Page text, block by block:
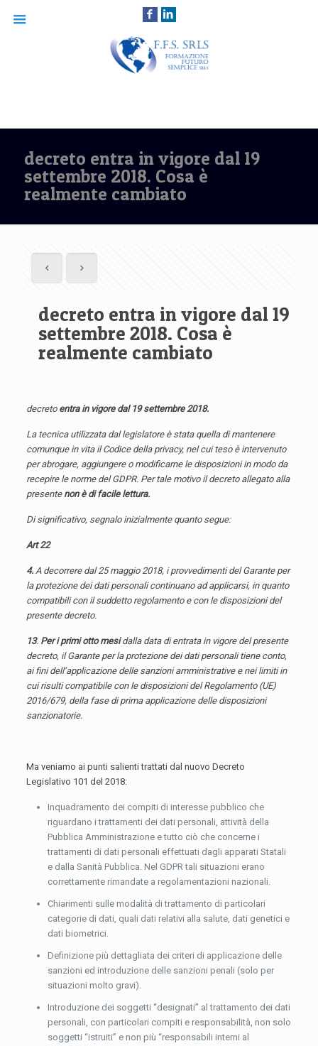
decreto entra in vigore dal 19
settembre 2018. Cosa è
realmente cambiato
decreto entra in vigore dal 19
settembre 2018. Cosa è
realmente cambiato
decreto entra in vigore dal 19 settembre 2018.
La tecnica utilizzata dal legislatore è stata quella di mantenere
comunque in vita il Codice della privacy, nel cui teso è intervenuto
per abrogare, aggiungere o modificarne le disposizioni in modo da
recepire le norme del GDPR. Per tale motivo il decreto allegato alla
presente non è di facile lettura.
Di significativo, segnalo inizialmente quanto segue:
Art 22
4. A decorrere dal 25 maggio 2018, i provvedimenti del Garante per
la protezione dei dati personali continuano ad applicarsi, in quanto
compatibili con il suddetto regolamento e con le disposizioni del
presente decreto.
13. Per i primi otto mesidalla data di entrata in vigore del presente
decreto, il Garante per la protezione dei dati personali tiene conto,
ai fini dell’applicazione delle sanzioni amministrative e nei limiti in
cui risulti compatibile con le disposizioni del Regolamento (UE)
2016/679, della fase di prima applicazione delle disposizioni
sanzionatorie.
Ma veniamo ai punti salienti trattati dal nuovo Decreto
Legislativo 101 del 2018:
Inquadramento dei compiti di interesse pubblico che
riguardano i trattamenti dei dati personali, attività della
Pubblica Amministrazione e tutto ciò che concerne i
trattamenti di dati personali effettuati dagli apparati Statali
e dalla Sanità Pubblica. Nel GDPR tali situazioni erano
correttamente rimandate a regolamentazioni nazionali.
Chiarimenti sulle modalità di trattamento di particolari
categorie di dati, quali dati relativi alla salute, dati genetici e
dati biometrici.
Definizione più dettagliata dei criteri di applicazione delle
sanzioni ed introduzione delle sanzioni penali (solo per
situazioni molto gravi).
Introduzione dei soggetti “designati” al trattamento dei dati
personali, con particolari compiti e responsabilità, non solo
soggetti “istruiti” e non più “responsabili interni al